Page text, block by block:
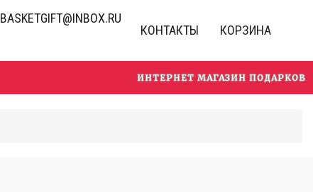
BASKETGIFT@INBOX.RU
КОНТАКТЫ
КОРЗИНА
ИНТЕРНЕТ МАГАЗИН ПОДАРКОВ